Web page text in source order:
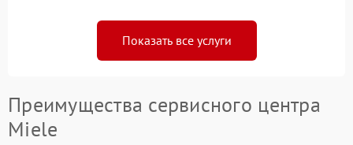
Показать все услуги
Преимущества сервисного центра
Miele